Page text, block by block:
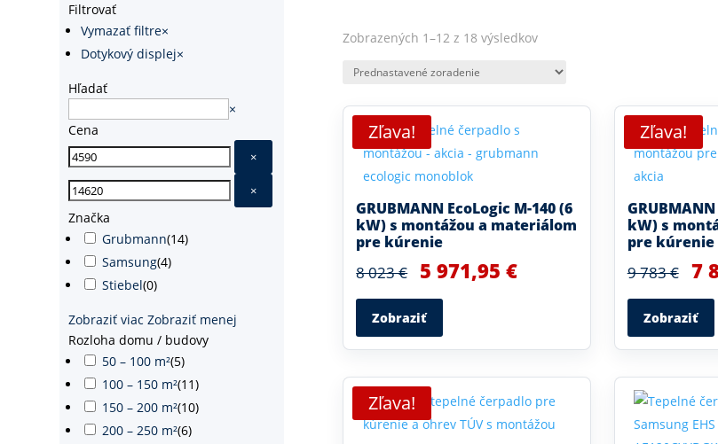
Filtrovať
Vymazať filtre×
Dotykový displej×
Hľadať
×
Cena
×
×
Značka
Grubmann(14)
Samsung(4)
Stiebel(0)
Zobraziť viac Zobraziť menej
Rozloha domu / budovy
50 – 100 m²(5)
100 – 150 m²(11)
150 – 200 m²(10)
200 – 250 m²(6)
Zobrazených 1–12 z 18 výsledkov
Zľava!
GRUBMANN EcoLogic M-140 (6
kW) s montážou a materiálom
pre kúrenie
8 023 € 5 971,95 €
Zobraziť
Zľava!
kW) s
pre kúrenie
9 783 € 7
Zobraziť
Zľava!